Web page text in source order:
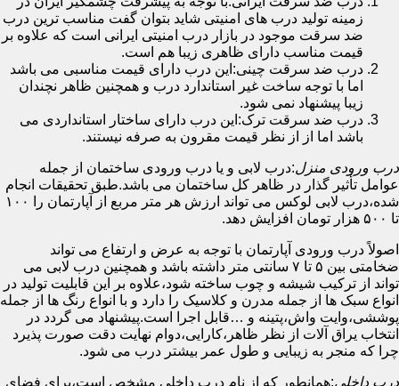
زمینه تولید درب های امنیتی شاید بتوان گفت مناسب ترین درب
ضد سرقت موجود در بازار درب امنیتی ایرانی است که علاوه بر
قیمت مناسب دارای ظاهری زیبا هم است.
درب ضد سرقت چینی:این درب دارای قیمت مناسبی می باشد
اما با توجه ساخت غیر استاندارد درب و همچنین ظاهر نچندان
زیبا پیشنهاد نمی شود.
درب ضد سرقت ترک:این درب دارای ساختار استانداردی می
باشد اما از از نظر قیمت مقرون به صرفه نیستند.
درب ورودی منزل:درب لابی و یا درب ورودی ساختمان از جمله
عوامل تأثیر گذار در ظاهر کل ساختمان می باشد.طبق تحقیقات انجام
شده،درب لابی لوکس می تواند ارزش هر متر مربع از آپارتمان را ۱۰۰
تا ۵۰۰ هزار تومان افزایش دهد.
اصولاً درب ورودی آپارتمان با توجه به عرض و ارتفاع می تواند
ضخامتی بین ۵ تا ۷ سانتی متر داشته باشد و همچنین درب لابی می
تواند از ترکیب شیشه و چوب ساخته شود،علاوه بر این قابلیت تولید در
انواع سبک ها از جمله مدرن و کلاسیک را دارد و با انواع رنگ ها از جمله
پوششی،وایت واش،پتینه و …قابل اجرا است.پیشنهاد می گردد در
انتخاب یراق آلات از نظر ظاهر،کارایی،دوام نهایت دقت صورت پذیرد
چرا که منجر به زیبایی و طول عمر بیشتر درب می شود.
درب داخلی:همانطور که از نام درب داخلی مشخص است،برای فضای